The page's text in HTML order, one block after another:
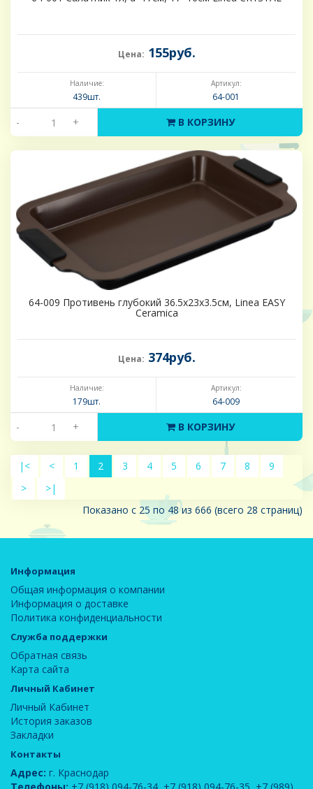
Цена: 155руб.
Наличие:
439шт.
Артикул:
64-001
- + В КОРЗИНУ
64-009 Противень глубокий 36.5х23х3.5см, Linea EASY
Ceramica
Цена: 374руб.
Наличие:
179шт.
Артикул:
64-009
- + В КОРЗИНУ
|< < 1 2 3 4 5 6 7 8
9
>
>|
Показано с 25 по 48 из 666 (всего 28 страниц)
Информация
Общая информация о компании
Информация о доставке
Политика конфиденциальности
Служба поддержки
Обратная связь
Карта сайта
Личный Кабинет
Личный Кабинет
История заказов
Закладки
Контакты
Адрес: г. Краснодар